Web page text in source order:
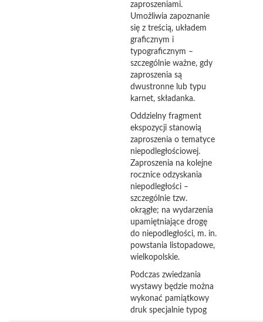
zaproszeniami.
Umożliwia zapoznanie
się z treścią, układem
graficznym i
typograficznym –
szczególnie ważne, gdy
zaproszenia są
dwustronne lub typu
karnet, składanka.
Oddzielny fragment
ekspozycji stanowią
zaproszenia o tematyce
niepodległościowej.
Zaproszenia na kolejne
rocznice odzyskania
niepodległości –
szczególnie tzw.
okrągłe; na wydarzenia
upamiętniające drogę
do niepodległości, m. in.
powstania listopadowe,
wielkopolskie.
Podczas zwiedzania
wystawy będzie można
wykonać pamiątkowy
druk specjalnie typog